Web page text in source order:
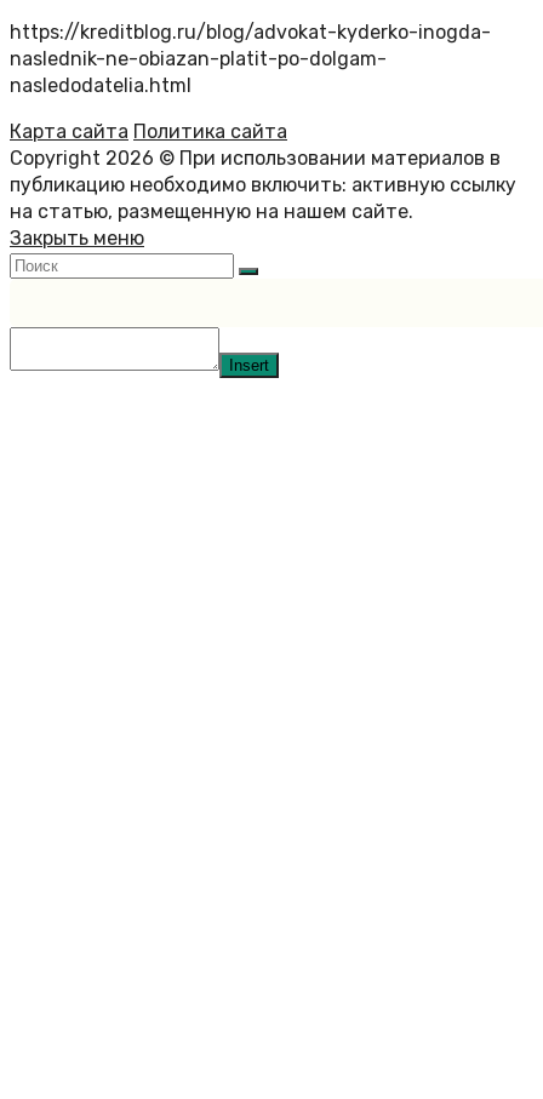
https://kreditblog.ru/blog/advokat-kyderko-inogda-
naslednik-ne-obiazan-platit-po-dolgam-
nasledodatelia.html
Карта сайта Политика сайта
Copyright 2026 © При использовании материалов в
публикацию необходимо включить: активную ссылку
на статью, размещенную на нашем сайте.
Закрыть меню
Insert